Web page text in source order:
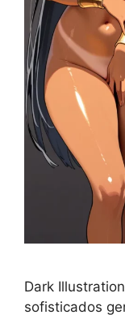
Dark
sofisticados